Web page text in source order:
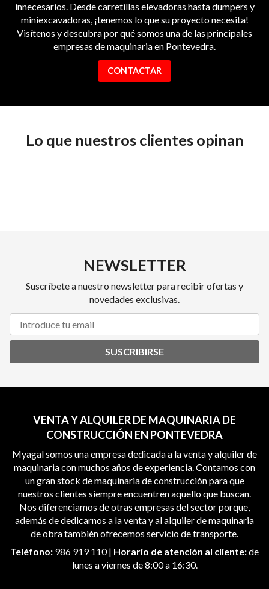
innecesarios. Desde carretillas elevadoras hasta dumpers y
miniexcavadoras, ¡tenemos lo que su proyecto necesita!
Visítenos y descubra por qué somos una de las principales
empresas de maquinaria en Pontevedra.
CONTACTAR
Lo que nuestros clientes opinan
NEWSLETTER
Suscríbete a nuestro newsletter para recibir ofertas y
novedades exclusivas.
SUSCRIBIRSE
VENTA Y ALQUILER DE MAQUINARIA DE
CONSTRUCCIÓN EN PONTEVEDRA
Myagal somos una empresa dedicada a la venta y alquiler de
maquinaria con muchos años de experiencia. Contamos con
un gran stock de maquinaria de construcción para que
nuestros clientes siempre encuentren aquello que buscan.
Nos diferenciamos de otras empresas del sector porque,
además de dedicarnos a la venta y al alquiler de maquinaria
de obra también ofrecemos servicio de transporte.
Teléfono: 986 919 110| Horario de atención al cliente:de
lunes a viernes de 8:00 a 16:30.